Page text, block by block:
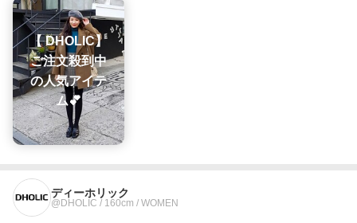
【 DHOLIC】
ご注文殺到中
の人気アイテ
ム💕
ディーホリック
@DHOLIC / 160cm / WOMEN